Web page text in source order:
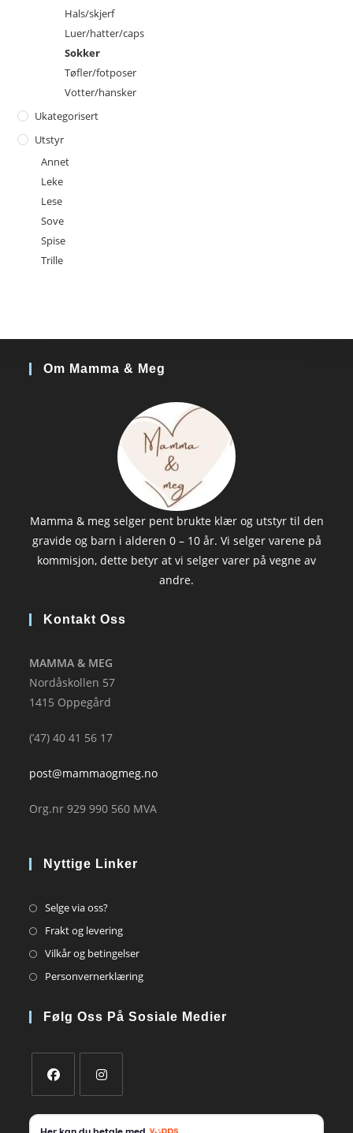
Hals/skjerf
Luer/hatter/caps
Sokker
Tøfler/fotposer
Votter/hansker
Ukategorisert
Utstyr
Annet
Leke
Lese
Sove
Spise
Trille
Om Mamma & Meg
Mamma & meg selger pent brukte klær og utstyr til den
gravide og barn i alderen 0 – 10 år. Vi selger varene på
kommisjon, dette betyr at vi selger varer på vegne av
andre.
Kontakt Oss
MAMMA & MEG
Nordåskollen 57
1415 Oppegård
(’47) 40 41 56 17
post@mammaogmeg.no
Org.nr 929 990 560 MVA
Nyttige Linker
Selge via oss?Opens
in
Frakt og leveringOpens
in
tab
Vilkår og betingelserOpens
in
new
PersonvernerklæringOpens
a
Følg Oss På Sosiale Medier
in
in